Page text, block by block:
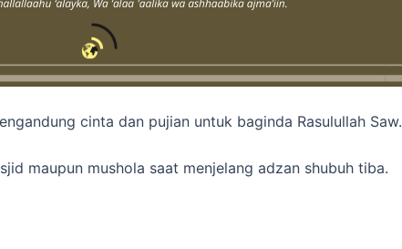
cinta dan pujian untuk baginda Rasulullah Saw.
maupun mushola saat menjelang adzan shubuh tiba.